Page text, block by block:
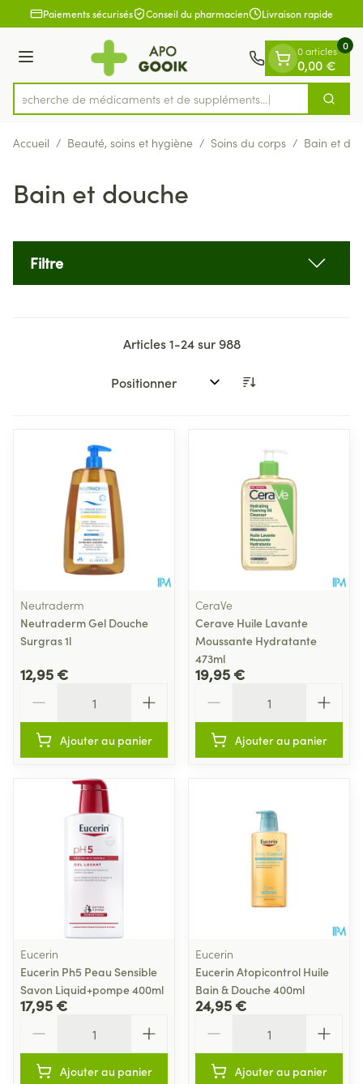
Aller au contenu
1 de 1
Paiements sécurisés Conseil du pharmacien Livraison rapide
Menu
Rechercher
Recherche de médicaments et d
0 articles
0,00 €
0
Accueil / Beauté, soins et hygiène / Soins du corps / Bain et
Bain et douche
Filtre
Articles1-24sur988
Trier par:
Neutraderm
Neutraderm Gel Douche
Surgras 1l
12,95 €
Ajouter au panier
CeraVe
Cerave Huile Lavante
Moussante Hydratante
473ml
19,95 €
Ajouter au panier
Eucerin
Eucerin Ph5 Peau Sensible
Savon Liquid+pompe 400ml
17,95 €
Ajouter au panier
Eucerin
Eucerin Atopicontrol Huile
Bain & Douche 400ml
24,95 €
Ajouter au panier